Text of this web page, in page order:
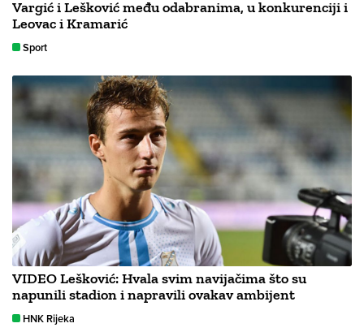
Vargić i Lešković među odabranima, u konkurenciji i
Leovac i Kramarić
Sport
VIDEO Lešković: Hvala svim navijačima što su
napunili stadion i napravili ovakav ambijent
HNK Rijeka